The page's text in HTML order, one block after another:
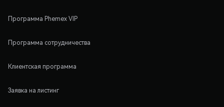
Программа Phemex VIP
Программа сотрудничества
Клиентская программа
Заявка на листинг